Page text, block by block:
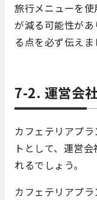
旅行メニューを
が減る可能性が
る点を必ず伝えま
7-2. 運営会
カフェテリアプ
トとして、運営
れるでしょう。
カフェテリアプ